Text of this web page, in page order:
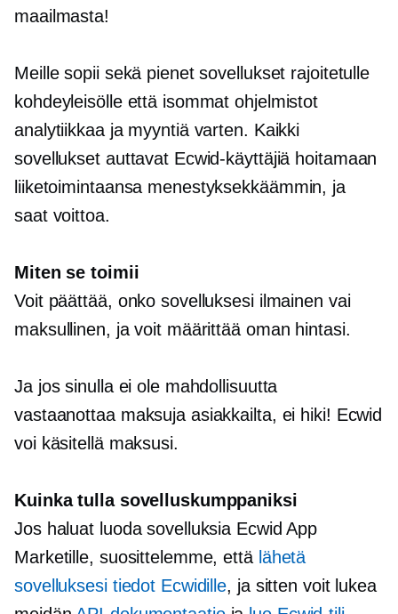
maailmasta!
Meille sopii sekä pienet sovellukset rajoitetulle
kohdeyleisölle että isommat ohjelmistot
analytiikkaa ja myyntiä varten. Kaikki
sovellukset auttavat Ecwid-käyttäjiä hoitamaan
liiketoimintaansa menestyksekkäämmin, ja
saat voittoa.
Miten se toimii
Voit päättää, onko sovelluksesi ilmainen vai
maksullinen, ja voit määrittää oman hintasi.
Ja jos sinulla ei ole mahdollisuutta
vastaanottaa maksuja asiakkailta, ei hiki! Ecwid
voi käsitellä maksusi.
Kuinka tulla sovelluskumppaniksi
Jos haluat luoda sovelluksia Ecwid App
Marketille, suosittelemme, että lähetä
sovelluksesi tiedot Ecwidille, ja sitten voit lukea